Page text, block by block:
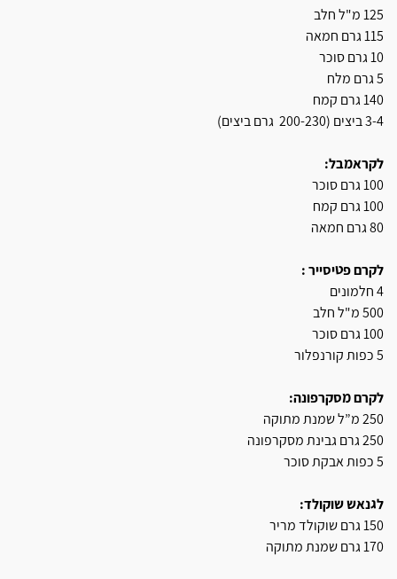
125 מ"ל חלב
115 גרם חמאה
10 גרם סוכר
5 גרם מלח
140 גרם קמח
3-4 ביצים (200-230 גרם ביצים)
לקראמבל:
100 גרם סוכר
100 גרם קמח
80 גרם חמאה
לקרם פטיסייר :
4 חלמונים
500 מ"ל חלב
100 גרם סוכר
5 כפות קורנפלור
לקרם מסקרפונה:
250 מ”ל שמנת מתוקה
250 גרם גבינת מסקרפונה
5 כפות אבקת סוכר
לגנאש שוקולד:
150 גרם שוקולד מריר
170 גרם שמנת מתוקה